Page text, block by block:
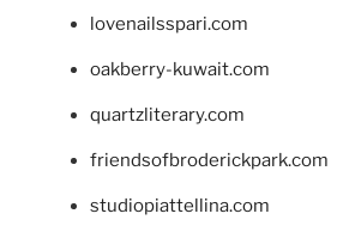
lovenailsspari.com
oakberry-kuwait.com
quartzliterary.com
friendsofbroderickpark.com
studiopiattellina.com